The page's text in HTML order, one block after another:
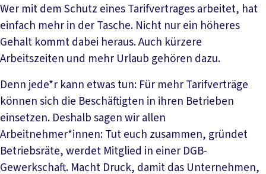
Wer mit dem Schutz eines Tarifvertrages arbeitet, hat
einfach mehr in der Tasche. Nicht nur ein höheres
Gehalt kommt dabei heraus. Auch kürzere
Arbeitszeiten und mehr Urlaub gehören dazu.
Denn jede*r kann etwas tun: Für mehr Tarifverträge
können sich die Beschäftigten in ihren Betrieben
einsetzen. Deshalb sagen wir allen
Arbeitnehmer*innen: Tut euch zusammen, gründet
Betriebsräte, werdet Mitglied in einer DGB-
Gewerkschaft. Macht Druck, damit das Unternehmen,